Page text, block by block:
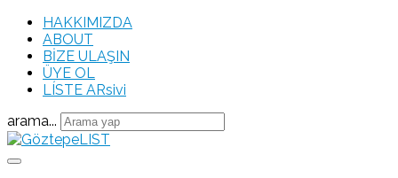
HAKKIMIZDA
ABOUT
BİZE ULAŞIN
ÜYE OL
LÍSTE ARsivi
arama...